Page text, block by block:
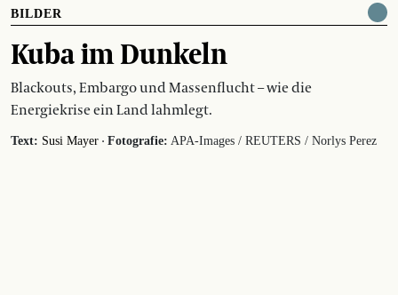
BILDER
Kuba im Dunkeln
Blackouts, Embargo und Massenflucht – wie die
Energiekrise ein Land lahmlegt.
Text: Susi Mayer · Fotografie: APA-Images / REUTERS / Norlys Perez